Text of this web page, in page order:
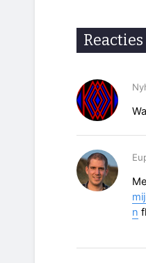
Reacties
n